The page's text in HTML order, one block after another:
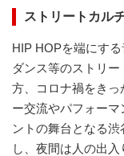
ストリートカル
HIP HOPを端にす
ダンス等のストリ
方、コロナ禍をき
ー交流やパフォー
ントの舞台となる
し、夜間は人の出